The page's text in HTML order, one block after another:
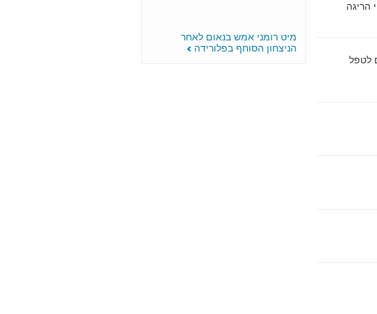
הריגה
לטפל
מיט רומני אמש בנאום לאחר
הניצחון הסוחף בפלורידה